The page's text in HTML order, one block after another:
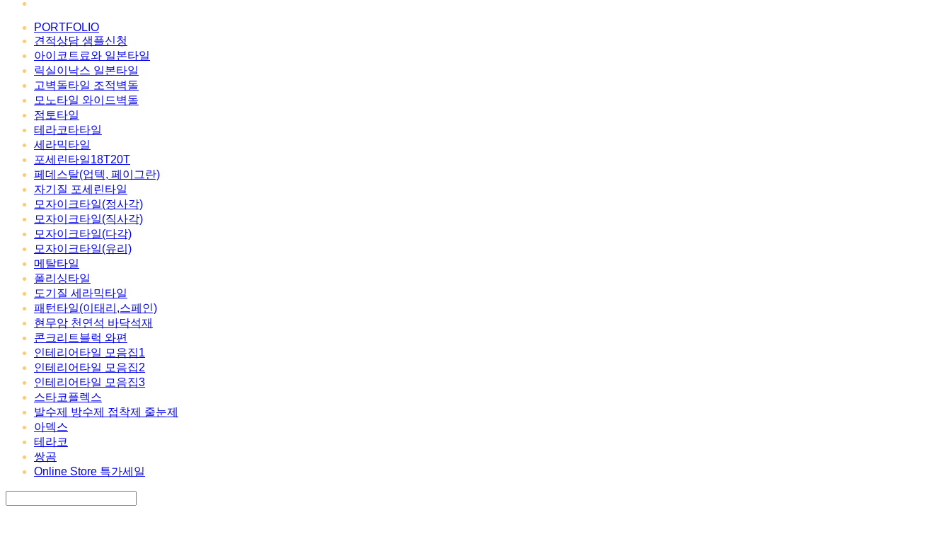
PORTFOLIO
견적상담 샘플신청
아이코트료와 일본타일
릭실이낙스 일본타일
고벽돌타일 조적벽돌
모노타일 와이드벽돌
점토타일
테라코타타일
세라믹타일
포세린타일18T20T
페데스탈(업텍, 페이그란)
자기질 포세린타일
모자이크타일(정사각)
모자이크타일(직사각)
모자이크타일(다각)
모자이크타일(유리)
메탈타일
폴리싱타일
도기질 세라믹타일
패턴타일(이태리,스페인)
현무암 천연석 바닥석재
콘크리트블럭 와편
인테리어타일 모음집1
인테리어타일 모음집2
인테리어타일 모음집3
스타코플렉스
발수제 방수제 접착제 줄눈제
아덱스
테라코
쌍곰
Online Store 특가세일